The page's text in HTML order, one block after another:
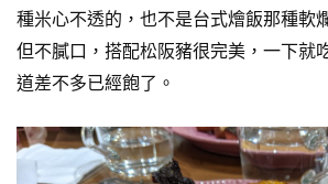
種米心不透的，也不是台式燴飯那種軟
但不膩口，搭配松阪豬很完美，一下就
道差不多已經飽了。